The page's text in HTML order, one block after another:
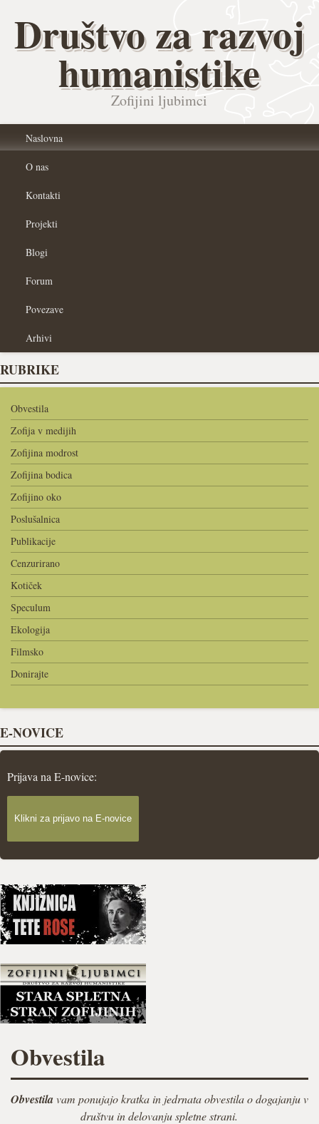
Društvo za razvoj
humanistike
Zofijini ljubimci
Naslovna
O nas
Kontakti
Projekti
Blogi
Forum
Povezave
Arhivi
RUBRIKE
Obvestila
Zofija v medijih
Zofijina modrost
Zofijina bodica
Zofijino oko
Poslušalnica
Publikacije
Cenzurirano
Kotiček
Speculum
Ekologija
Filmsko
Donirajte
E-NOVICE
Prijava na E-novice:
Klikni za prijavo na E-novice
Obvestila
Obvestilavam ponujajo kratka in jedrnata obvestila o dogajanju v
društvu in delovanju spletne strani.